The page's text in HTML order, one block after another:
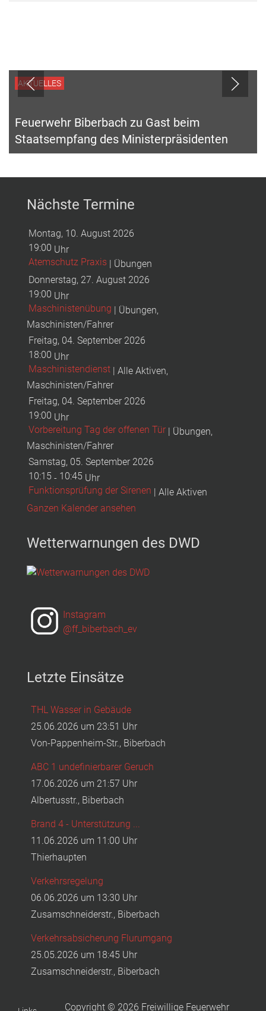
AKTUELLES
Feuerwehr Biberbach zu Gast beim
Staatsempfang des Ministerpräsidenten
Nächste Termine
Montag, 10. August 2026
19:00 Uhr
Atemschutz Praxis | Übungen
Donnerstag, 27. August 2026
19:00 Uhr
Maschinistenübung | Übungen,
Maschinisten/Fahrer
Freitag, 04. September 2026
18:00 Uhr
Maschinistendienst | Alle Aktiven,
Maschinisten/Fahrer
Freitag, 04. September 2026
19:00 Uhr
Vorbereitung Tag der offenen Tür | Übungen,
Maschinisten/Fahrer
Samstag, 05. September 2026
10:15 - 10:45 Uhr
Funktionsprüfung der Sirenen | Alle Aktiven
Ganzen Kalender ansehen
Wetterwarnungen des DWD
Instagram
@ff_biberbach_ev
Letzte Einsätze
THL Wasser in Gebäude
25.06.2026 um 23:51 Uhr
Von-Pappenheim-Str., Biberbach
ABC 1 undefinierbarer Geruch
17.06.2026 um 21:57 Uhr
Albertusstr., Biberbach
Brand 4 - Unterstützung ...
11.06.2026 um 11:00 Uhr
Thierhaupten
Verkehrsregelung
06.06.2026 um 13:30 Uhr
Zusamschneiderstr., Biberbach
Verkehrsabsicherung Flurumgang
25.05.2026 um 18:45 Uhr
Zusamschneiderstr., Biberbach
Copyright © 2026 Freiwillige Feuerwehr